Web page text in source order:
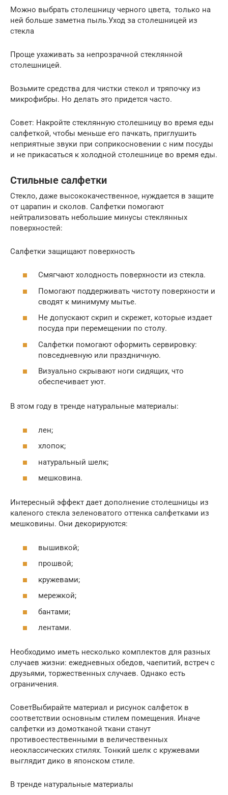
Можно выбрать столешницу черного цвета, только на
ней больше заметна пыль.Уход за столешницей из
стекла
Проще ухаживать за непрозрачной стеклянной
столешницей.
Возьмите средства для чистки стекол и тряпочку из
микрофибры. Но делать это придется часто.
Совет: Накройте стеклянную столешницу во время еды
салфеткой, чтобы меньше его пачкать, приглушить
неприятные звуки при соприкосновении с ним посуды
и не прикасаться к холодной столешнице во время еды.
Стильные салфетки
Стекло, даже высококачественное, нуждается в защите
от царапин и сколов. Салфетки помогают
нейтрализовать небольшие минусы стеклянных
поверхностей:
Салфетки защищают поверхность
Смягчают холодность поверхности из стекла.
Помогают поддерживать чистоту поверхности и
сводят к минимуму мытье.
Не допускают скрип и скрежет, которые издает
посуда при перемещении по столу.
Салфетки помогают оформить сервировку:
повседневную или праздничную.
Визуально скрывают ноги сидящих, что
обеспечивает уют.
В этом году в тренде натуральные материалы:
лен;
хлопок;
натуральный шелк;
мешковина.
Интересный эффект дает дополнение столешницы из
каленого стекла зеленоватого оттенка салфетками из
мешковины. Они декорируются:
вышивкой;
прошвой;
кружевами;
мережкой;
бантами;
лентами.
Необходимо иметь несколько комплектов для разных
случаев жизни: ежедневных обедов, чаепитий, встреч с
друзьями, торжественных случаев. Однако есть
ограничения.
СоветВыбирайте материал и рисунок салфеток в
соответствии основным стилем помещения. Иначе
салфетки из домотканой ткани станут
противоестественными в величественных
неоклассических стилях. Тонкий шелк с кружевами
выглядит дико в японском стиле.
В тренде натуральные материалы